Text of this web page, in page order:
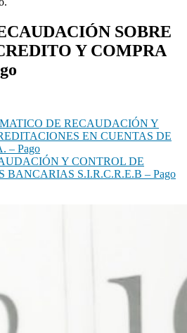
SOBRE
Y COMPRA
DE RECAUDACIÓN Y
EN CUENTAS DE
– Pago
Y CONTROL DE
BANCARIAS S.I.R.C.R.E.B – Pago